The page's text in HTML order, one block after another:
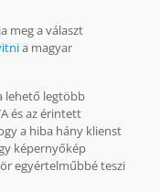
meg a választ
a magyar
lehető legtöbb
és az érintett
a hiba hány klienst
képernyőkép
egyértelműbbé teszi